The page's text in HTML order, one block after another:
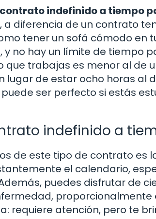
contrato indefinido a tiempo
diferencia de un contrato
tener un sofá cómodo en
y no hay un límite de tiempo
que trabajas es menor al de
lugar de estar ocho horas al
ser perfecto si estás
indefinido a
de este tipo de contrato es
el calendario,
puedes disfrutar de
proporcionalmente
requiere atención, pero te